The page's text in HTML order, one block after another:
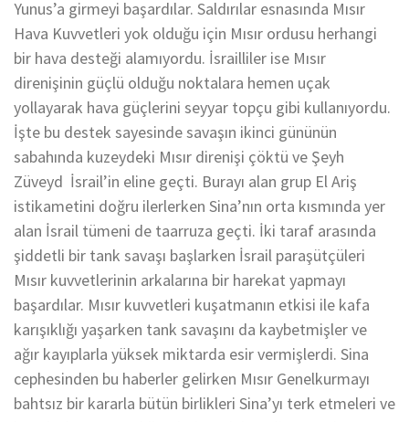
Yunus’a girmeyi başardılar. Saldırılar esnasında Mısır
Hava Kuvvetleri yok olduğu için Mısır ordusu herhangi
bir hava desteği alamıyordu. İsrailliler ise Mısır
direnişinin güçlü olduğu noktalara hemen uçak
yollayarak hava güçlerini seyyar topçu gibi kullanıyordu.
İşte bu destek sayesinde savaşın ikinci gününün
sabahında kuzeydeki Mısır direnişi çöktü ve Şeyh
Züveyd İsrail’in eline geçti. Burayı alan grup El Ariş
istikametini doğru ilerlerken Sina’nın orta kısmında yer
alan İsrail tümeni de taarruza geçti. İki taraf arasında
şiddetli bir tank savaşı başlarken İsrail paraşütçüleri
Mısır kuvvetlerinin arkalarına bir harekat yapmayı
başardılar. Mısır kuvvetleri kuşatmanın etkisi ile kafa
karışıklığı yaşarken tank savaşını da kaybetmişler ve
ağır kayıplarla yüksek miktarda esir vermişlerdi. Sina
cephesinden bu haberler gelirken Mısır Genelkurmayı
bahtsız bir kararla bütün birlikleri Sina’yı terk etmeleri ve